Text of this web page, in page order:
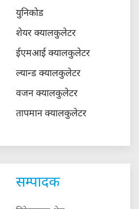
युनिकोड
शेयर क्यालकुलेटर
ईएमआई क्यालकुलेटर
ल्यान्ड क्यालकुलेटर
वजन क्यालकुलेटर
तापमान क्यालकुलेटर
सम्पादक